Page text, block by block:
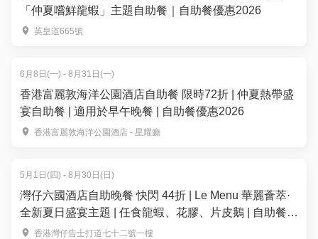
「仲夏嚐鮮龍蝦」主題自助餐｜自助餐優惠2026
英皇道665號
6月8日(一) - 8月31日(一)
香港富麗敦海洋公園酒店自助餐 限時72折 | 仲夏熱帶盛
宴自助餐 | 適用於早午晚餐 | 自助餐優惠2026
香港富麗敦海洋公園酒店 - 星耀廳
5月1日(四) - 8月30日(日)
灣仔六國酒店自助晚餐 快閃 44折 | Le Menu 華麗薈萃·
全新夏日盛宴主題 | 任食龍蝦、花膠、片皮鵝 | 自助餐優
惠2026
香港灣仔告士打道七十二號一樓